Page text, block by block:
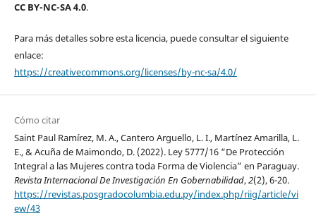
CC BY-NC-SA 4.0.
Para más detalles sobre esta licencia, puede consultar el siguiente
enlace:
https://creativecommons.org/licenses/by-nc-sa/4.0/
Cómo citar
Saint Paul Ramírez, M. A., Cantero Arguello, L. I., Martínez Amarilla, L.
E., & Acuña de Maimondo, D. (2022). Ley 5777/16 “De Protección
Integral a las Mujeres contra toda Forma de Violencia” en Paraguay.
Revista Internacional De Investigación En Gobernabilidad,2(2), 6-20.
https://revistas.posgradocolumbia.edu.py/index.php/riig/article/vi
ew/43